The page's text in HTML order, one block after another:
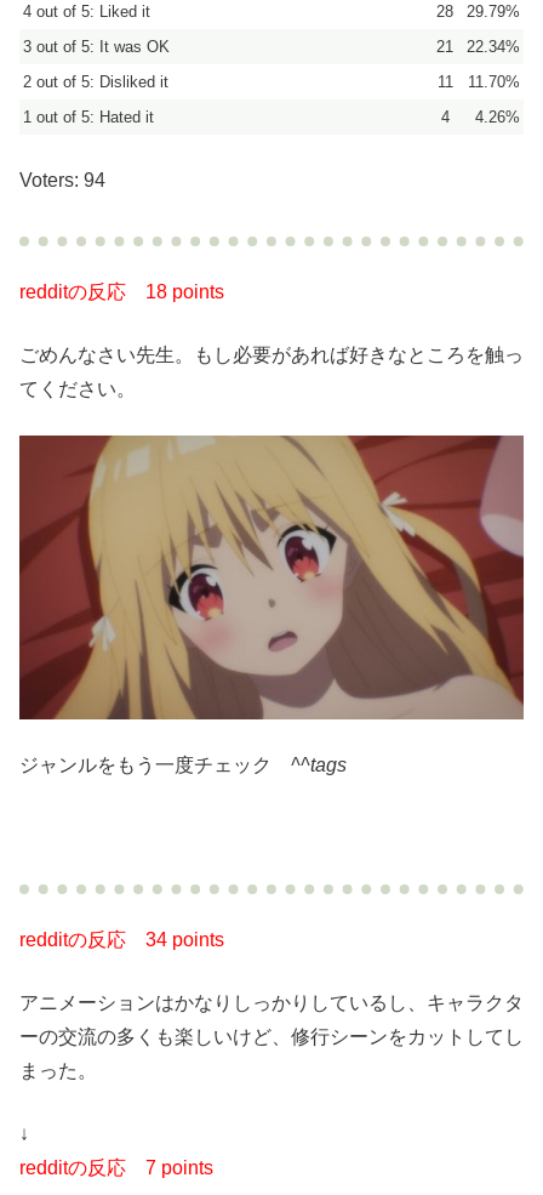
4 out of 5: Liked it
28
29.79%
3 out of 5: It was OK
21
22.34%
2 out of 5: Disliked it
11
11.70%
1 out of 5: Hated it
4 4.26%
Voters: 94
redditの反応 18 points
ごめんなさい先生。もし必要があれば好きなところを触っ
てください。
ジャンルをもう一度チェック ^^tags
redditの反応 34 points
アニメーションはかなりしっかりしているし、キャラクタ
ーの交流の多くも楽しいけど、修行シーンをカットしてし
まった。
↓
redditの反応 7 points